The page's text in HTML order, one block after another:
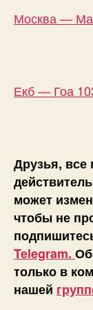
Москва —
Екб — Гоа
Друзья,
может
чтобы не
Telegram.
только в
нашей